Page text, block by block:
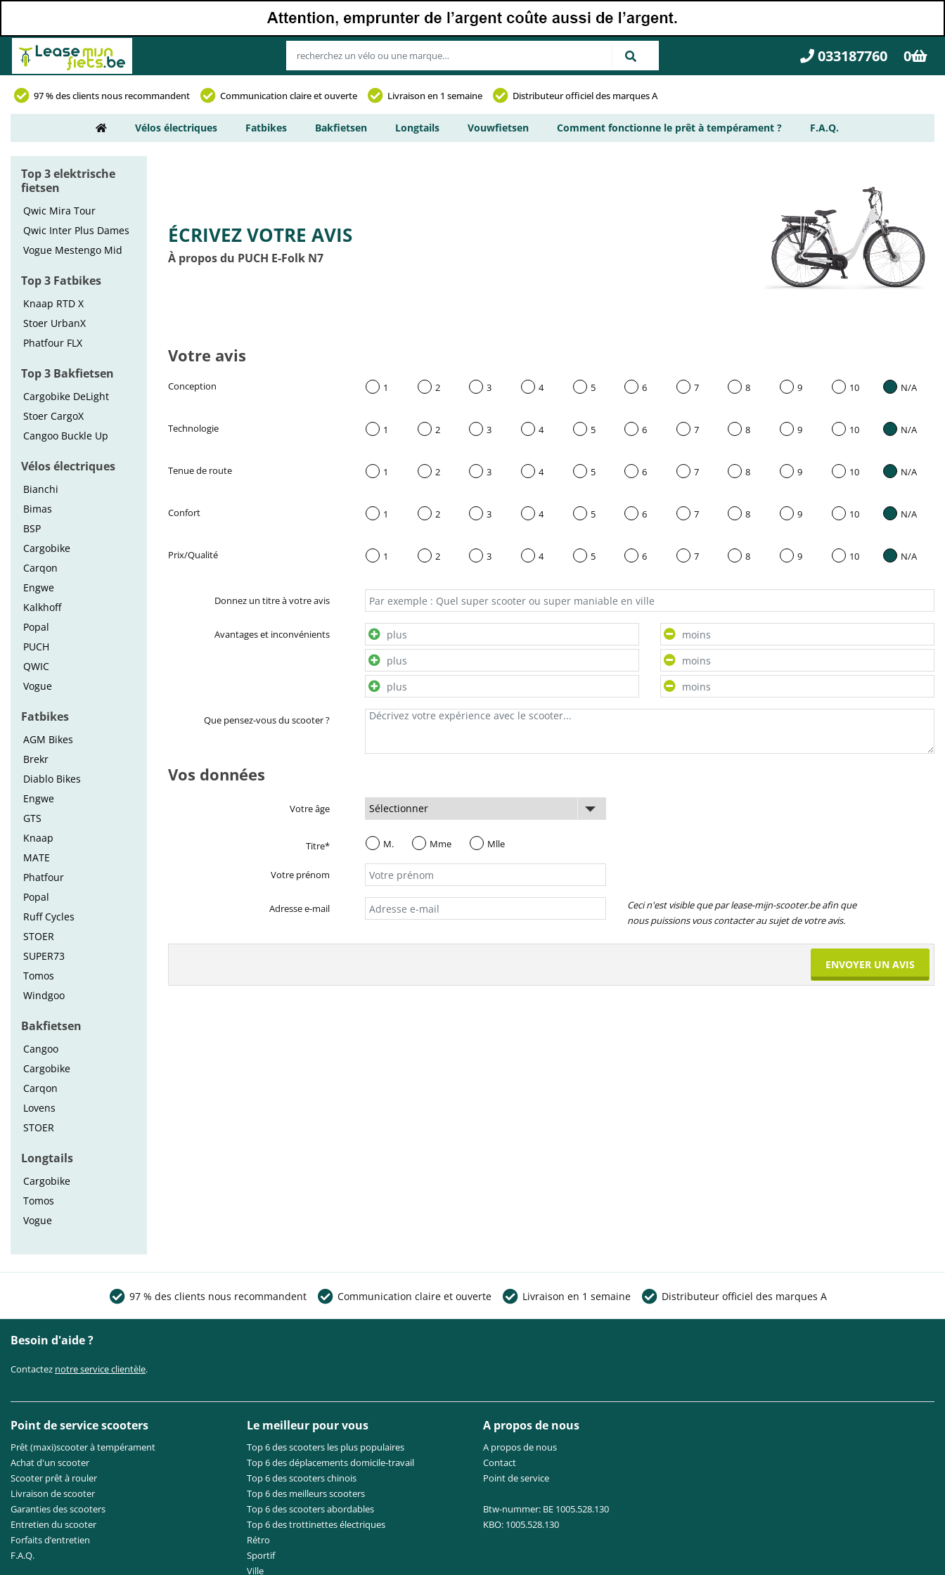
033187760 0
97 % des clients nous recommandent Communication claire et ouverte Livraison en 1 semaine Distributeur officiel des marques A
Vélos électriques Fatbikes Bakfietsen Longtails Vouwfietsen Comment fonctionne le prêt à tempérament ? F.A.Q.
Top 3 elektrische
fietsen
Qwic Mira Tour
Qwic Inter Plus Dames
Vogue Mestengo Mid
Top 3 Fatbikes
Knaap RTD X
Stoer UrbanX
Phatfour FLX
Top 3 Bakfietsen
Cargobike DeLight
Stoer CargoX
Cangoo Buckle Up
Vélos électriques
Bianchi
Bimas
BSP
Cargobike
Carqon
Engwe
Kalkhoff
Popal
PUCH
QWIC
Vogue
Fatbikes
AGM Bikes
Brekr
Diablo Bikes
Engwe
GTS
Knaap
MATE
Phatfour
Popal
Ruff Cycles
STOER
SUPER73
Tomos
Windgoo
Bakfietsen
Cangoo
Cargobike
Carqon
Lovens
STOER
Longtails
Cargobike
Tomos
Vogue
ÉCRIVEZ VOTRE AVIS
À propos du PUCH E-Folk N7
Votre avis
Conception 1 2 3 4 5 6 7 8 9 10 N/A
Technologie 1 2 3 4 5 6 7 8 9 10 N/A
Tenue de route 1 2 3 4 5 6 7 8 9 10 N/A
Confort 1 2 3 4 5 6 7 8 9 10 N/A
Prix/Qualité 1 2 3 4 5 6 7 8 9 10 N/A
Donnez un titre à votre avis
Avantages et inconvénients
Que pensez-vous du scooter ?
Vos données
Votre âge
Titre* M. Mme Mlle
Votre prénom
Adresse e-mail
Ceci n'est visible que par lease-mijn-scooter.be afin que
nous puissions vous contacter au sujet de votre avis.
97 % des clients nous recommandent Communication claire et ouverte Livraison en 1 semaine Distributeur officiel des marques A
Besoin d'aide ?
Contactez notre service clientèle.
Point de service scooters
Prêt (maxi)scooter à tempérament
Achat d'un scooter
Scooter prêt à rouler
Livraison de scooter
Garanties des scooters
Entretien du scooter
Forfaits d’entretien
F.A.Q.
Le meilleur pour vous
Top 6 des scooters les plus populaires
Top 6 des déplacements domicile-travail
Top 6 des scooters chinois
Top 6 des meilleurs scooters
Top 6 des scooters abordables
Top 6 des trottinettes électriques
Rétro
Sportif
Ville
A propos de nous
A propos de nous
Contact
Point de service
Btw-nummer: BE 1005.528.130
KBO: 1005.528.130